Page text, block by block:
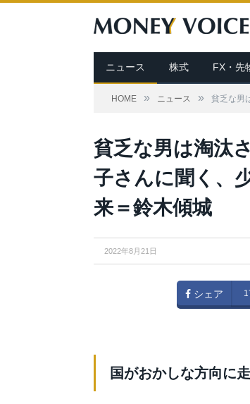
ニュース 株式 FX・先
HOME » ニュース » 貧乏な男
貧乏な男は淘汰
子さんに聞く、
来＝鈴木傾城
2022年8月21日
シェア
国がおかしな方向に